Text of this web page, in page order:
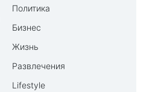
Политика
Бизнес
Жизнь
Развлечения
Lifestyle